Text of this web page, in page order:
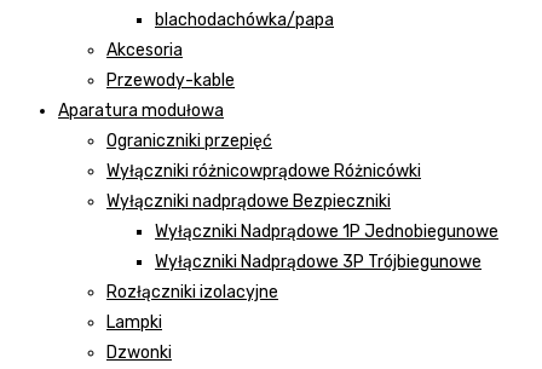
blachodachówka/papa
Akcesoria
Przewody-kable
Aparatura modułowa
Ograniczniki przepięć
Wyłączniki różnicowprądowe Różnicówki
Wyłączniki nadprądowe Bezpieczniki
Wyłączniki Nadprądowe 1P Jednobiegunowe
Wyłączniki Nadprądowe 3P Trójbiegunowe
Rozłączniki izolacyjne
Lampki
Dzwonki